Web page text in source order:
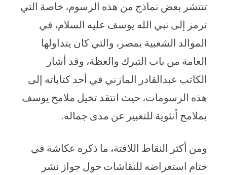
تنتشر بعض نماذج من هذه الرسوم، خاصة التي
ترمز إلى نبي الله يوسف عليه السلام، في
الموالد الشعبية بمصر، والتي كان يتداولها
العامة من باب التبرك والعظة، وقد أشار
الكاتب عبدالقادر المازني في أحد كتاباته إلى
هذه الرسومات، حيث انتقد تخيل ملامح يوسف
بملامح أنثوية للتعبير عن مدى جماله.
ومن أكثر النقاط اللافتة، ما ذكره عكاشة في
ختام استعراضه للنقاشات حول جواز نشر